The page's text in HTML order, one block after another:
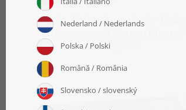
menu
Puzzle „Rothenburg ob der Tauber
im Sommer mit blauem Himmel“
ab 19,99 €